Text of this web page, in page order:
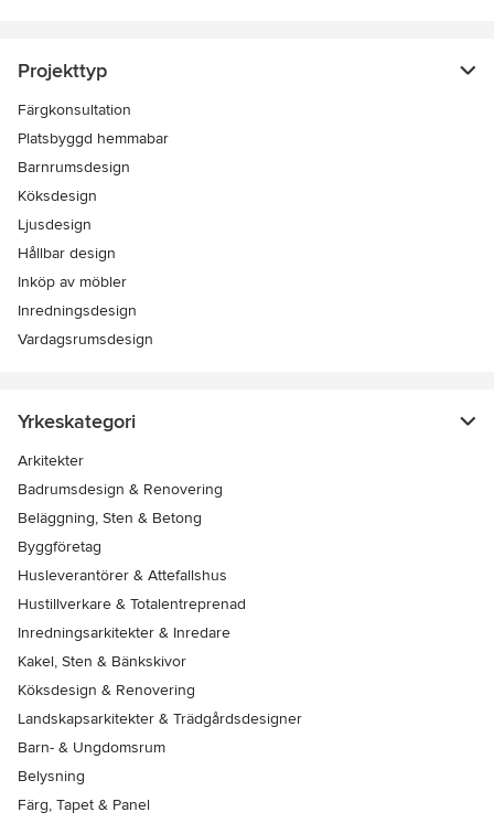
Projekttyp
Färgkonsultation
Platsbyggd hemmabar
Barnrumsdesign
Köksdesign
Ljusdesign
Hållbar design
Inköp av möbler
Inredningsdesign
Vardagsrumsdesign
Yrkeskategori
Arkitekter
Badrumsdesign & Renovering
Beläggning, Sten & Betong
Byggföretag
Husleverantörer & Attefallshus
Hustillverkare & Totalentreprenad
Inredningsarkitekter & Inredare
Kakel, Sten & Bänkskivor
Köksdesign & Renovering
Landskapsarkitekter & Trädgårdsdesigner
Barn- & Ungdomsrum
Belysning
Färg, Tapet & Panel